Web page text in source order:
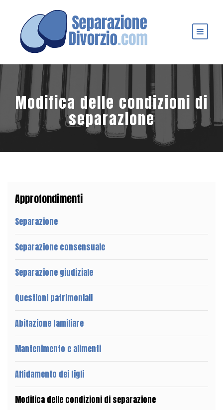
Modifica delle condizioni di
separazione
Approfondimenti
Separazione
Separazione consensuale
Separazione giudiziale
Questioni patrimoniali
Abitazione familiare
Mantenimento e alimenti
Affidamento dei figli
Modifica delle condizioni di separazione